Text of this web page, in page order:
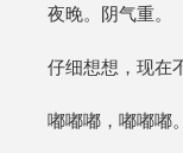
夜晚。阴气重。
仔细想想，现在
嘟嘟嘟，嘟嘟嘟。